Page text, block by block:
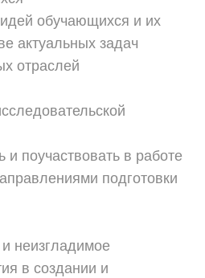
идей обучающихся и их
актуальных задач
отраслей
и поучаствовать в работе
подготовки
неизгладимое
в создании и